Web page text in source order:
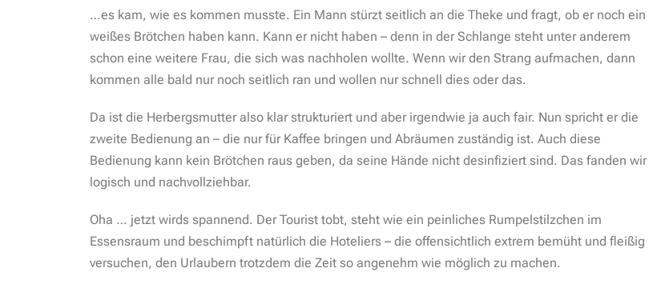
…es kam, wie es kommen musste. Ein Mann stürzt seitlich an die Theke und fragt, ob er noch ein
weißes Brötchen haben kann. Kann er nicht haben – denn in der Schlange steht unter anderem
schon eine weitere Frau, die sich was nachholen wollte. Wenn wir den Strang aufmachen, dann
kommen alle bald nur noch seitlich ran und wollen nur schnell dies oder das.
Da ist die Herbergsmutter also klar strukturiert und aber irgendwie ja auch fair. Nun spricht er die
zweite Bedienung an – die nur für Kaffee bringen und Abräumen zuständig ist. Auch diese
Bedienung kann kein Brötchen raus geben, da seine Hände nicht desinfiziert sind. Das fanden wir
logisch und nachvollziehbar.
Oha … jetzt wirds spannend. Der Tourist tobt, steht wie ein peinliches Rumpelstilzchen im
Essensraum und beschimpft natürlich die Hoteliers – die offensichtlich extrem bemüht und fleißig
versuchen, den Urlaubern trotzdem die Zeit so angenehm wie möglich zu machen.